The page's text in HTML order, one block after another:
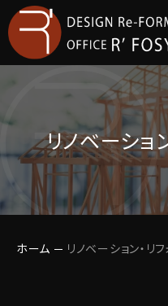
リノベーショ
ホーム リノベーション・リ